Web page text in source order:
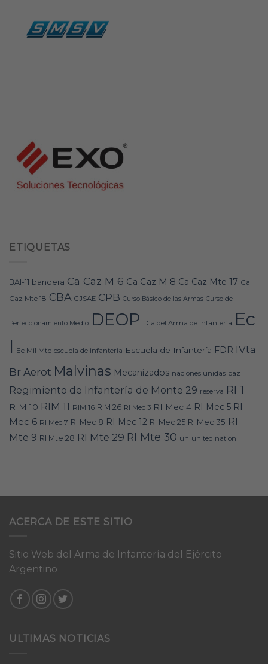
ETIQUETAS
BAI-11 bandera Ca Caz M 6 Ca Caz M 8 Ca Caz Mte 17 Ca
Caz Mte 18 CBA CJSAE CPB Curso Básico de las Armas Curso de
Perfeccionamiento Medio DEOP Día del Arma de Infantería Ec
I Ec Mil Mte escuela de infanteria Escuela de Infantería FDR IVta
Br Aerot Malvinas Mecanizados naciones unidas paz
Regimiento de Infantería de Monte 29 reserva RI 1
RIM 10 RIM 11 RIM 16 RIM 26 RI Mec 3 RI Mec 4 RI Mec 5 RI
Mec 6 RI Mec 7 RI Mec 8 RI Mec 12 RI Mec 25 RI Mec 35 RI
Mte 9 RI Mte 28 RI Mte 29 RI Mte 30 un united nation
ACERCA DE ESTE SITIO
Sitio Web del Arma de Infantería del Ejército
Argentino
ULTIMAS NOTICIAS